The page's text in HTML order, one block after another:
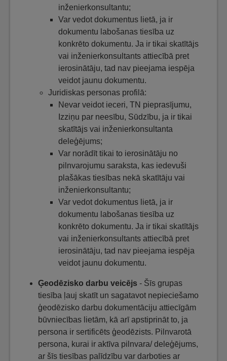
inženierkonsultantu;
Var vedot dokumentus lietā, ja ir
dokumentu labošanas tiesība uz
konkrēto dokumentu. Ja ir tikai skatītājs
vai inženierkonsultants attiecībā pret
ierosinātāju, tad nav pieejama iespēja
veidot jaunu dokumentu.
Juridiskas personas profilā:
Nevar veidot ieceri, TN pieprasījumu,
Izziņu par neesību, Sūdzību, ja ir tikai
skatītājs vai inženierkonsultanta
deleģējums;
Var norādīt tikai to ierosinātāju no
pilnvarojumu saraksta, kas iedevuši
plašākas tiesības nekā skatītāju vai
inženierkonsultantu;
Var vedot dokumentus lietā, ja ir
dokumentu labošanas tiesība uz
konkrēto dokumentu. Ja ir tikai skatītājs
vai inženierkonsultants attiecībā pret
ierosinātāju, tad nav pieejama iespēja
veidot jaunu dokumentu.
Ģeodēzisko darbu veicējs - Šīs grupas
tiesība ļauj skatīt un sagatavot nepieciešamo
ģeodēzisko darbu dokumentāciju attiecīgām
būvniecības lietām, kā arī apstiprināt to, ja
persona ir sertificēts ģeodēzists. Pilnvarotā
persona, kurai ir aktīva pilnvara/ deleģējums,
ar šīs tiesības palīdzību var darboties ar